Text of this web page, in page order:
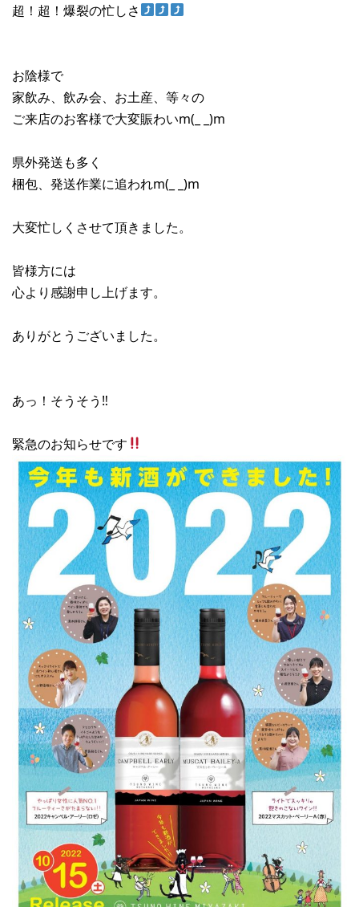
超！超！爆裂の忙しさ
お陰様で
家飲み、飲み会、お土産、等々の
ご来店のお客様で大変賑わいm(_ _)m
県外発送も多く
梱包、発送作業に追われm(_ _)m
大変忙しくさせて頂きました。
皆様方には
心より感謝申し上げます。
ありがとうございました。
あっ！そうそう‼︎
緊急のお知らせです